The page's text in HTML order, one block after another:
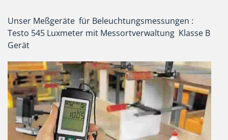
Unser Meßgeräte für Beleuchtungsmessungen :
Testo 545 Luxmeter mit Messortverwaltung Klasse B
Gerät